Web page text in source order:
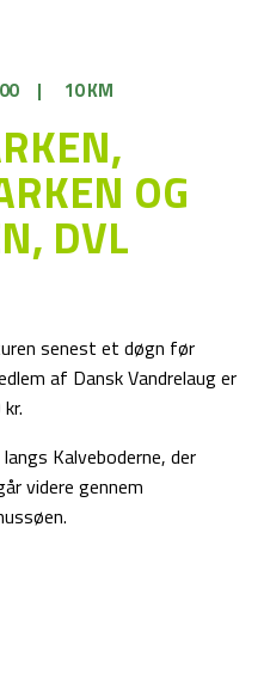
| 10 KM
OG
DVL
senest et døgn før
af Dansk Vandrelaug er
Kalveboderne, der
videre gennem